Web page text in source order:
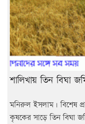
শালিখায় তিন বিঘা
মনিরুল ইসলাম। বিশেষ
কৃষকের সাড়ে তিন বিঘা